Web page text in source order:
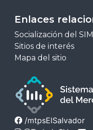
Enlaces
Socialización del
Sitios de interés
Mapa del sitio
/mtpsElSalvador